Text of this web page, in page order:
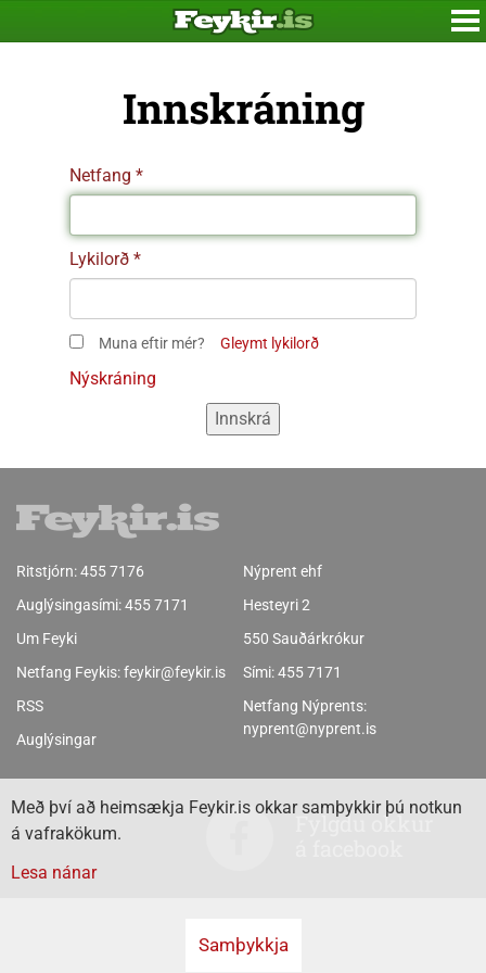
Innskráning
Netfang
Lykilorð
Muna eftir mér? Gleymt lykilorð
Nýskráning
Ritstjórn:455 7176
Auglýsingasími:455 7171
Um Feyki
Netfang Feykis:feykir@feykir.is
RSS
Auglýsingar
Nýprent ehf
Hesteyri 2
550 Sauðárkrókur
Sími:455 7171
Netfang Nýprents:
nyprent@nyprent.is
Fylgdu okkur
Með því að heimsækja Feykir.is okkar samþykkir þú notkun
á vafrakökum.
Lesa nánar
Samþykkja